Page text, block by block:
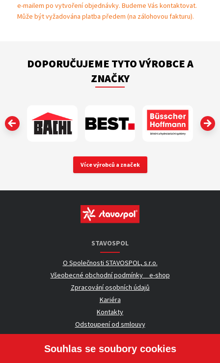
e-mailem po vytvoření objednávky. Budeme Vás kontaktovat.
Může být vyžadována platba předem (na zálohovou fakturu).
DOPORUČUJEME TYTO VÝROBCE A
ZNAČKY
‹
Více výrobců a značek
STAVOSPOL
O Společnosti STAVOSPOL, s.r.o.
Všeobecné obchodní podmínky _ e-shop
Zpracování osobních údajů
Kariéra
Kontakty
Odstoupení od smlouvy
UŽITEČNÉ INFORMACE
Souhlas se soubory cookies